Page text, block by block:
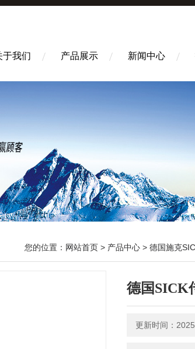
于我们 产品展示 新闻中心
您的位置： 网站首页 > 产品中心 > 德国施克
德国SICK
更新时间：